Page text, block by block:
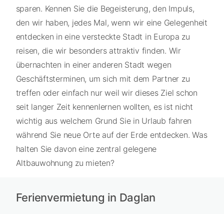
sparen. Kennen Sie die Begeisterung, den Impuls,
den wir haben, jedes Mal, wenn wir eine Gelegenheit
entdecken in eine versteckte Stadt in Europa zu
reisen, die wir besonders attraktiv finden. Wir
übernachten in einer anderen Stadt wegen
Geschäftsterminen, um sich mit dem Partner zu
treffen oder einfach nur weil wir dieses Ziel schon
seit langer Zeit kennenlernen wollten, es ist nicht
wichtig aus welchem Grund Sie in Urlaub fahren
während Sie neue Orte auf der Erde entdecken. Was
halten Sie davon eine zentral gelegene
Altbauwohnung zu mieten?
Ferienvermietung in Daglan